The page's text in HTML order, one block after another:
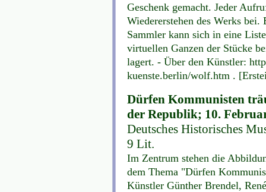
Geschenk gemacht. Jeder
Wiedererstehen des Werks
Sammler kann sich in eine
virtuellen Ganzen der Stücke
lagert. - Über den Künstler:
kuenste.berlin/wolf.htm .
Dürfen Kommunisten
der Republik; 10.
Deutsches Historisches
9 Lit.
Im Zentrum stehen die
dem Thema "Dürfen
Künstler Günther Brendel,